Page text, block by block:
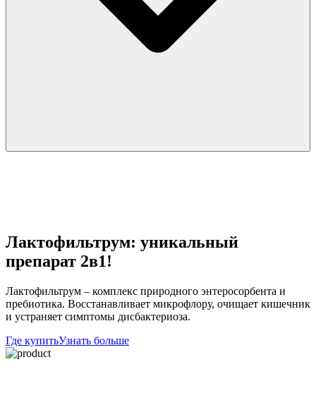
Лактофильтрум: уникальный
препарат 2в1!
Лактофильтрум – комплекс природного энтеросорбента и
пребиотика. Восстанавливает микрофлору, очищает кишечник
и устраняет симптомы дисбактериоза.
Где купитьУзнать больше